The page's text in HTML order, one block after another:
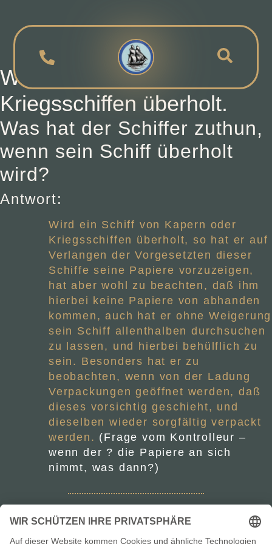
Wird sein Schiff von
Kriegsschiffen überholt.
Was hat der Schiffer zuthun,
wenn sein Schiff überholt
wird?
Antwort:
Wird ein Schiff von Kapern oder
Kriegsschiffen überholt, so hat er auf
Verlangen der Vorgesetzten dieser
Schiffe seine Papiere vorzuzeigen,
hat aber wohl zu beachten, daß ihm
hierbei keine Papiere von abhanden
kommen, auch hat er ohne Weigerung
sein Schiff allenthalben durchsuchen
zu lassen, und hierbei behülflich zu
sein. Besonders hat er zu
beobachten, wenn von der Ladung
Verpackungen geöffnet werden, daß
dieses vorsichtig geschieht, und
dieselben wieder sorgfältig verpackt
werden. (Frage vom Kontrolleur –
wenn der ? die Papiere an sich
nimmt, was dann?)